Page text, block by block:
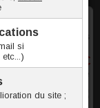
0,50 €
TTC l'unite